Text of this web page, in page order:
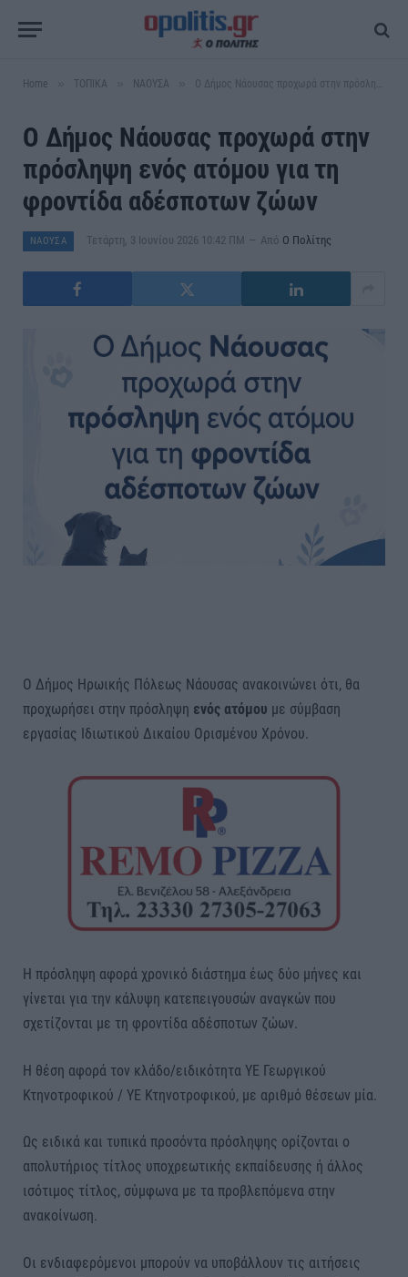
Home ΤΟΠΙΚΑ ΝΑΟΥΣΑ Ο Δήμος Νάουσας προχωρά στην πρόσληψη ενός ατόμου για τη φροντίδα αδέσποτων ζώων
Ο Δήμος Νάουσας προχωρά στην
πρόσληψη ενός ατόμου για τη
φροντίδα αδέσποτων ζώων
ΝΑΟΥΣΑ Τετάρτη, 3 Ιουνίου 2026 10:42 ΠΜ Από Ο Πολίτης
Ο Δήμος Ηρωικής Πόλεως Νάουσας ανακοινώνει ότι, θα
προχωρήσει στην πρόσληψη ενός ατόμου με σύμβαση
εργασίας Ιδιωτικού Δικαίου Ορισμένου Χρόνου.
Η πρόσληψη αφορά χρονικό διάστημα έως δύο μήνες και
γίνεται για την κάλυψη κατεπειγουσών αναγκών που
σχετίζονται με τη φροντίδα αδέσποτων ζώων.
Η θέση αφορά τον κλάδο/ειδικότητα ΥΕ Γεωργικού
Κτηνοτροφικού / ΥΕ Κτηνοτροφικού, με αριθμό θέσεων μία.
Ως ειδικά και τυπικά προσόντα πρόσληψης ορίζονται ο
απολυτήριος τίτλος υποχρεωτικής εκπαίδευσης ή άλλος
ισότιμος τίτλος, σύμφωνα με τα προβλεπόμενα στην
ανακοίνωση.
Οι ενδιαφερόμενοι μπορούν να υποβάλλουν τις αιτήσεις